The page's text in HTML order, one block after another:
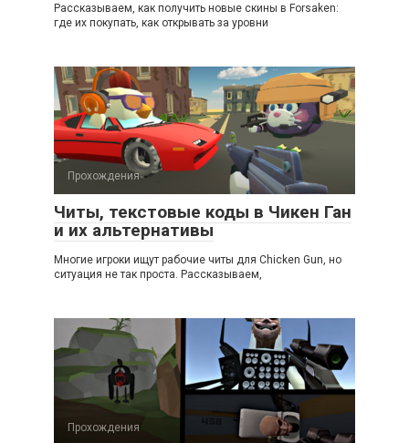
Рассказываем, как получить новые скины в Forsaken:
где их покупать, как открывать за уровни
Прохождения
Читы, текстовые коды в Чикен Ган
и их альтернативы
Многие игроки ищут рабочие читы для Chicken Gun, но
ситуация не так проста. Рассказываем,
Прохождения